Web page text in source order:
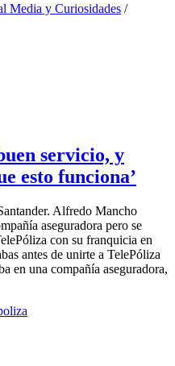
Media y Curiosidades /
servicio, y
esto funciona’
Alfredo Mancho
aseguradora pero se
con su franquicia en
antes de unirte a TelePóliza
en una compañía aseguradora,